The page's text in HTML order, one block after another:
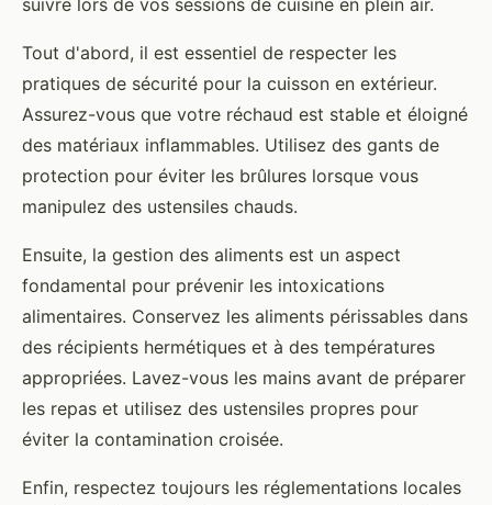
suivre lors de vos sessions de cuisine en plein air.
Tout d'abord, il est essentiel de respecter les
pratiques de sécurité pour la cuisson en extérieur.
Assurez-vous que votre réchaud est stable et éloigné
des matériaux inflammables. Utilisez des gants de
protection pour éviter les brûlures lorsque vous
manipulez des ustensiles chauds.
Ensuite, la gestion des aliments est un aspect
fondamental pour prévenir les intoxications
alimentaires. Conservez les aliments périssables dans
des récipients hermétiques et à des températures
appropriées. Lavez-vous les mains avant de préparer
les repas et utilisez des ustensiles propres pour
éviter la contamination croisée.
Enfin, respectez toujours les réglementations locales